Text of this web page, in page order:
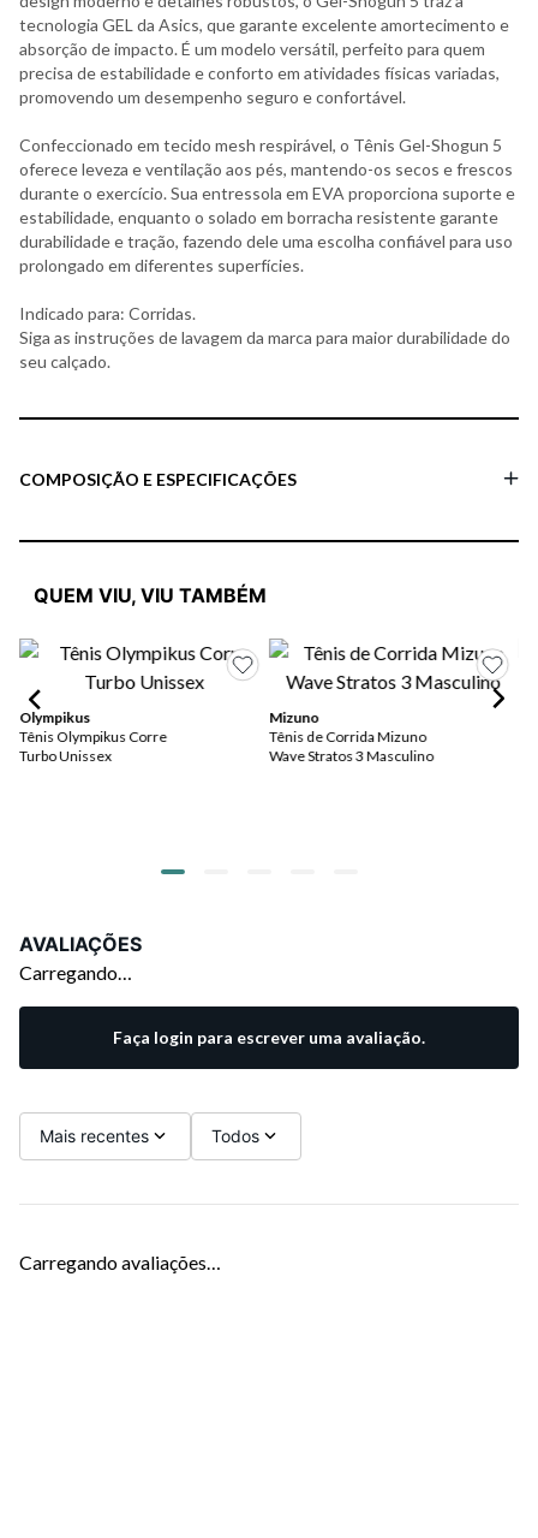
tecnologia GEL da Asics, que garante excelente amortecimento e
absorção de impacto. É um modelo versátil, perfeito para quem
precisa de estabilidade e conforto em atividades físicas variadas,
promovendo um desempenho seguro e confortável.
Confeccionado em tecido mesh respirável, o Tênis Gel-Shogun 5
oferece leveza e ventilação aos pés, mantendo-os secos e frescos
durante o exercício. Sua entressola em EVA proporciona suporte e
estabilidade, enquanto o solado em borracha resistente garante
durabilidade e tração, fazendo dele uma escolha confiável para uso
prolongado em diferentes superfícies.
Indicado para: Corridas.
Siga as instruções de lavagem da marca para maior durabilidade do
seu calçado.
COMPOSIÇÃO E ESPECIFICAÇÕES
QUEM VIU, VIU TAMBÉM
Olympikus
Tênis Olympikus Corre
Turbo Unissex
Mizuno
Tênis de Corrida Mizuno
Wave Stratos 3 Masculino
AVALIAÇÕES
Carregando…
Faça login para escrever uma avaliação.
Mais recentes Todos
Carregando avaliações…